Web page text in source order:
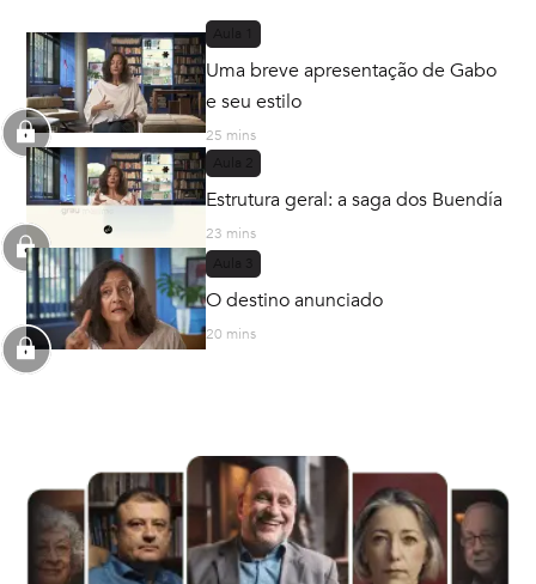
Uma breve apresentação de Gabo
e seu estilo
25 mins
Estrutura geral: a saga dos Buendía
23 mins
O destino anunciado
20 mins